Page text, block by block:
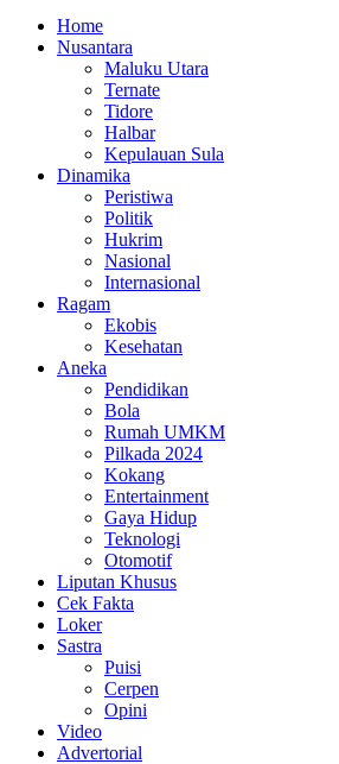
Home
Nusantara
Maluku Utara
Ternate
Tidore
Halbar
Kepulauan Sula
Dinamika
Peristiwa
Politik
Hukrim
Nasional
Internasional
Ragam
Ekobis
Kesehatan
Aneka
Pendidikan
Bola
Rumah UMKM
Pilkada 2024
Kokang
Entertainment
Gaya Hidup
Teknologi
Otomotif
Liputan Khusus
Cek Fakta
Loker
Sastra
Puisi
Cerpen
Opini
Video
Advertorial